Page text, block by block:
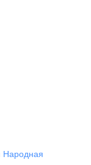
Народная